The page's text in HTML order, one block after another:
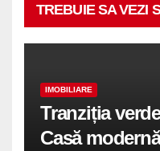
TREBUIE SA VEZI
IMOBILIARE
Tranziția
Casă